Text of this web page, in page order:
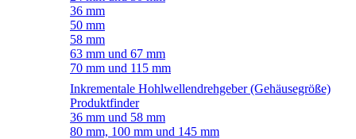
36 mm
50 mm
58 mm
63 mm und 67 mm
70 mm und 115 mm
Inkrementale Hohlwellendrehgeber (Gehäusegröße)
Produktfinder
36 mm und 58 mm
80 mm, 100 mm und 145 mm